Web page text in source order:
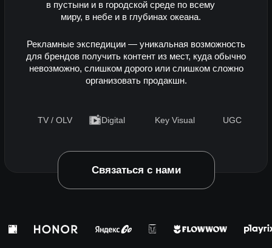
организацию экспедиции, маршрут,
креативную интеграцию продукта и
digital, TV, OLV, социальных сетей и launch-
рекламные экспедиции, продакшн экспедиции,
рекламная съёмка в Антарктике, съёмка в
съёмка в Амазонии, продакшн в
рекламный ролик для бренда, бренд-фильм,
Ближайшие экспедиции
Приглашаем стать частью историй